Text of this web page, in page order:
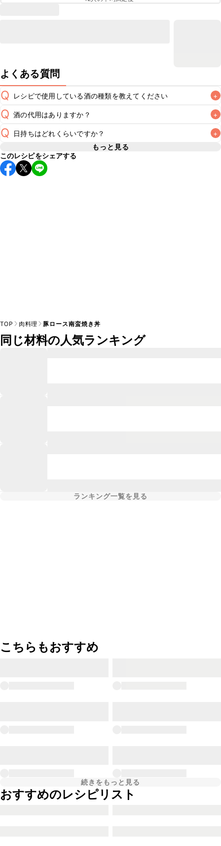
よくある質問
Q レシピで使用している酒の種類を教えてください +
A
Q 酒の代用はありますか？ +
A
Q 日持ちはどれくらいですか？ +
A
こちらのレシピは出来たてをお召し上がりいただくことをお
すすめします。
もっと見る
このレシピをシェアする
TOP 肉料理 豚ロース南蛮焼き丼
同じ材料の人気ランキング
ランキング一覧を見る
こちらもおすすめ
続きをもっと見る
おすすめのレシピリスト